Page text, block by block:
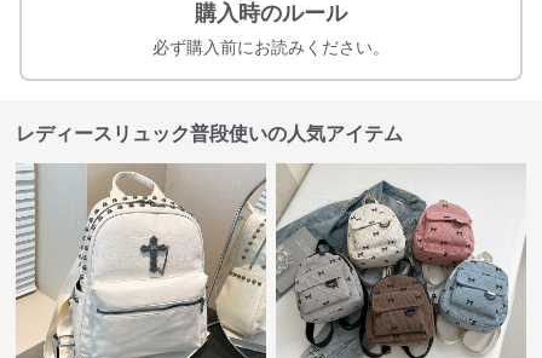
購入時のルール
必ず購入前にお読みください。
レディースリュック普段使いの人気アイテム